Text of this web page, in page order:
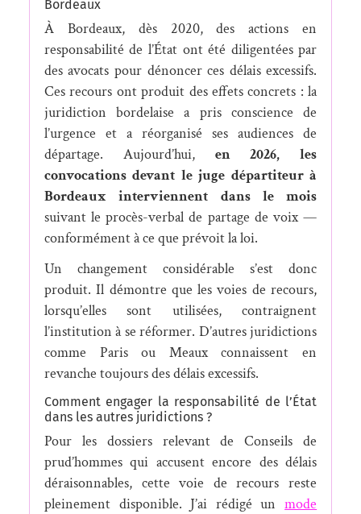
Bordeaux
À Bordeaux, dès 2020, des actions en
responsabilité de l’État ont été diligentées par
des avocats pour dénoncer ces délais excessifs.
Ces recours ont produit des effets concrets : la
juridiction bordelaise a pris conscience de
l’urgence et a réorganisé ses audiences de
départage. Aujourd’hui, en 2026, les
convocations devant le juge départiteur à
Bordeaux interviennent dans le mois
suivant le procès-verbal de partage de voix —
conformément à ce que prévoit la loi.
Un changement considérable s’est donc
produit. Il démontre que les voies de recours,
lorsqu’elles sont utilisées, contraignent
l’institution à se réformer. D’autres juridictions
comme Paris ou Meaux connaissent en
revanche toujours des délais excessifs.
Comment engager la responsabilité de l’État
dans les autres juridictions ?
Pour les dossiers relevant de Conseils de
prud’hommes qui accusent encore des délais
déraisonnables, cette voie de recours reste
pleinement disponible. J’ai rédigé unmode